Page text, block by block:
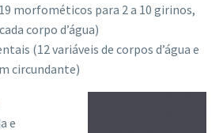
morfométicos para 2 a 10 girinos,
corpo d’água)
(12 variáveis de corpos d’água e
circundante)
e